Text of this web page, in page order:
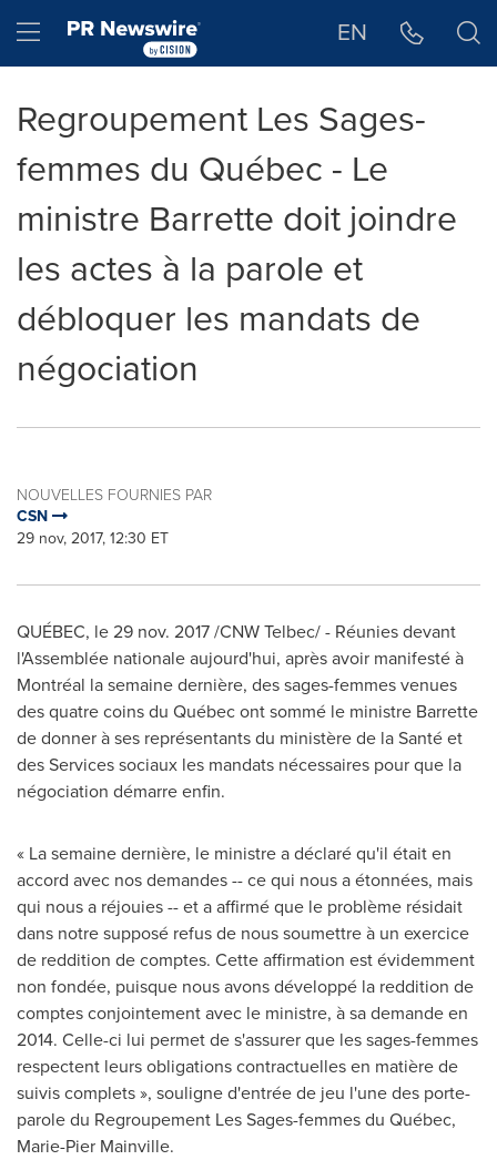
Hamburger menu EN
Regroupement Les Sages-
femmes du Québec - Le
ministre Barrette doit joindre
les actes à la parole et
débloquer les mandats de
négociation
NOUVELLES FOURNIES PAR
CSN
29 nov, 2017, 12:30 ET
QUÉBEC, le29 nov. 2017/CNW Telbec/ - Réunies devant
l'Assemblée nationale aujourd'hui, après avoir manifesté à
Montréal la semaine dernière, des sages-femmes venues
des quatre coins du Québec ont sommé le ministre Barrette
de donner à ses représentants du ministère de la Santé et
des Services sociaux les mandats nécessaires pour que la
négociation démarre enfin.
« La semaine dernière, le ministre a déclaré qu'il était en
accord avec nos demandes -- ce qui nous a étonnées, mais
qui nous a réjouies -- et a affirmé que le problème résidait
dans notre supposé refus de nous soumettre à un exercice
de reddition de comptes. Cette affirmation est évidemment
non fondée, puisque nous avons développé la reddition de
comptes conjointement avec le ministre, à sa demande en
2014. Celle-ci lui permet de s'assurer que les sages-femmes
respectent leurs obligations contractuelles en matière de
suivis complets », souligne d'entrée de jeu l'une des porte-
parole du Regroupement Les Sages-femmes du Québec,
Marie-Pier Mainville.